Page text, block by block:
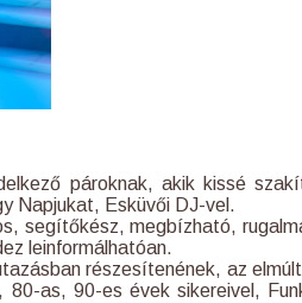
pároknak, akik kissé
Napjukat, Esküvői DJ-vel.
segítőkész, megbízható,
leinformálhatóan.
részesítenének, az
as, 90-es évek sikereivel,